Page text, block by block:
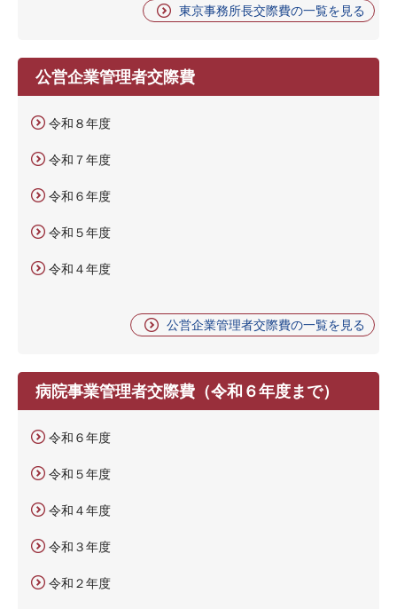
東京事務所長交際費の一覧を見る
公営企業管理者交際費
令和８年度
令和７年度
令和６年度
令和５年度
令和４年度
公営企業管理者交際費の一覧を見る
病院事業管理者交際費（令和６年度まで）
令和６年度
令和５年度
令和４年度
令和３年度
令和２年度